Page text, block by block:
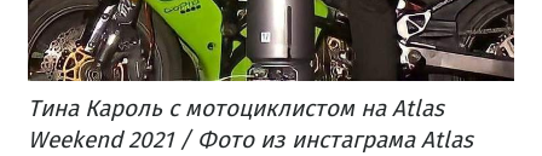
Тина Кароль с мотоциклистом на Atlas
Weekend 2021 / Фото из инстаграма Atlas